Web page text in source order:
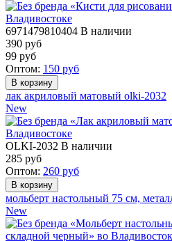
6971479810404 В наличии
390 руб
99 руб
Оптом: 150 руб
лак акриловый матовый olki-2032
New
OLKI-2032 В наличии
285 руб
Оптом: 260 руб
мольберт настольный 75 см,
New